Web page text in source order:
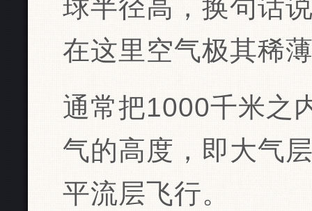
球半径高，换句话
在这里空气极其稀
通常把1000千米之
气的高度，即大气
平流层飞行。